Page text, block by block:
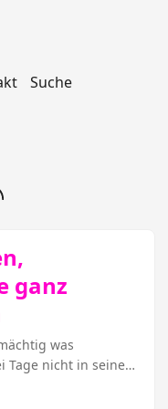
Suche
ganz
was
Tage nicht in seine
sein, aber ich
halbwegs